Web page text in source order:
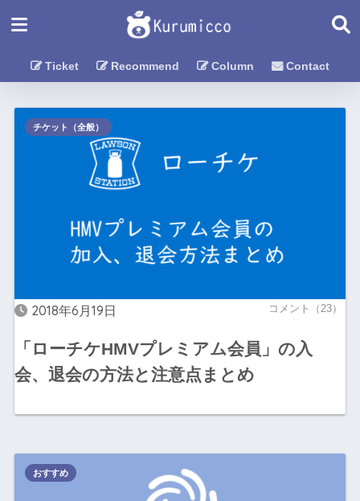
Ticket Recommend Column Contact
2018年6月19日 コメント（23）
「ローチケHMVプレミアム会員」の入
会、退会の方法と注意点まとめ
チケット（全般）
おすすめ